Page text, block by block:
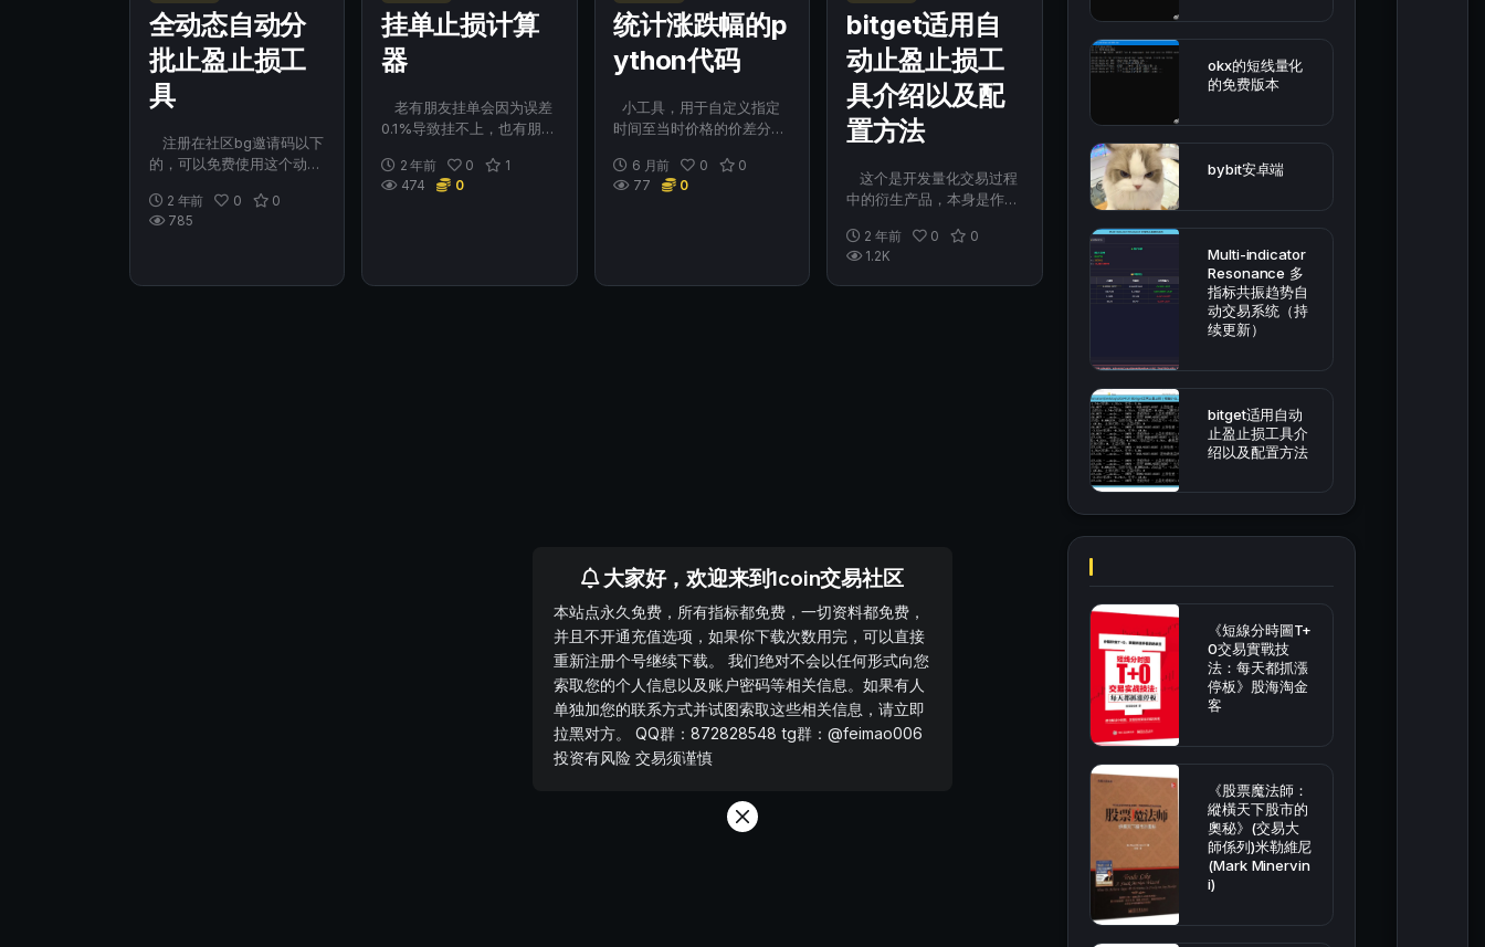
全动态自动分
批止盈止损工
具
注册在社区bg邀请码以下
的，可以免费使用这个动态
为：...2 年前 0
0
785
挂单止损计算
器
老有朋友挂单会因为误差
0.1%导致挂不上，也有朋友
2 年前 0
1
474
0
统计涨跌幅的p
ython代码
小工具，用于自定义指定
时间至当时价格的价差分
吧，py...
6 月前 0
0
77
0
bitget适用自
动止盈止损工
具介绍以及配
置方法
这个是开发量化交易过程
中的衍生产品，本身是作为
很多...2 年前 0
0
1.2K
okx的短线量化
的免费版本
bybit安卓端
Multi-indicator
Resonance 多
指标共振趋势自
动交易系统（持
续更新）
bitget适用自动
止盈止损工具介
绍以及配置方法
《短線分時圖T+
0交易實戰技
法：每天都抓漲
停板》股海淘金
客
《股票魔法師：
縱橫天下股市的
奧秘》(交易大
師係列)米勒維尼
(Mark Minervin
i)
大家好，欢迎来到1coin交易社区
本站点永久免费，所有指标都免费，一切资料都免费，
并且不开通充值选项，如果你下载次数用完，可以直接
重新注册个号继续下载。 我们绝对不会以任何形式向您
索取您的个人信息以及账户密码等相关信息。如果有人
单独加您的联系方式并试图索取这些相关信息，请立即
拉黑对方。 QQ群：872828548 tg群：@feimao006
投资有风险 交易须谨慎